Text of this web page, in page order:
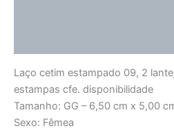
Laço cetim estampado 09, 2
estampas cfe. disponibilidade
Tamanho: GG – 6,50 cm x 5,00
Sexo: Fêmea